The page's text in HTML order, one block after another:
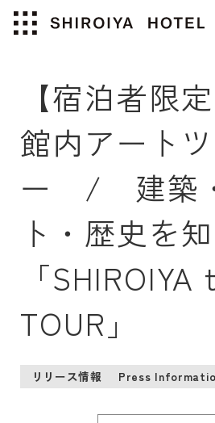
【宿泊者限
館内アート
ー / 建築
ト・歴史を
「SHIROIYA
TOUR」
リリース情報 Press